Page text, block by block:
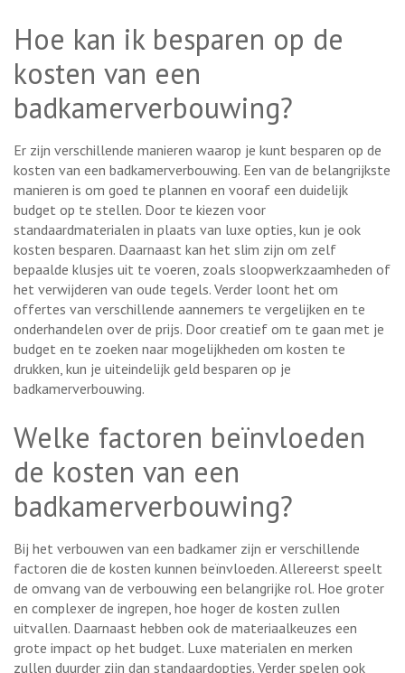
Hoe kan ik besparen op de
kosten van een
badkamerverbouwing?
Er zijn verschillende manieren waarop je kunt besparen op de
kosten van een badkamerverbouwing. Een van de belangrijkste
manieren is om goed te plannen en vooraf een duidelijk
budget op te stellen. Door te kiezen voor
standaardmaterialen in plaats van luxe opties, kun je ook
kosten besparen. Daarnaast kan het slim zijn om zelf
bepaalde klusjes uit te voeren, zoals sloopwerkzaamheden of
het verwijderen van oude tegels. Verder loont het om
offertes van verschillende aannemers te vergelijken en te
onderhandelen over de prijs. Door creatief om te gaan met je
budget en te zoeken naar mogelijkheden om kosten te
drukken, kun je uiteindelijk geld besparen op je
badkamerverbouwing.
Welke factoren beïnvloeden
de kosten van een
badkamerverbouwing?
Bij het verbouwen van een badkamer zijn er verschillende
factoren die de kosten kunnen beïnvloeden. Allereerst speelt
de omvang van de verbouwing een belangrijke rol. Hoe groter
en complexer de ingrepen, hoe hoger de kosten zullen
uitvallen. Daarnaast hebben ook de materiaalkeuzes een
grote impact op het budget. Luxe materialen en merken
zullen duurder zijn dan standaardopties. Verder spelen ook